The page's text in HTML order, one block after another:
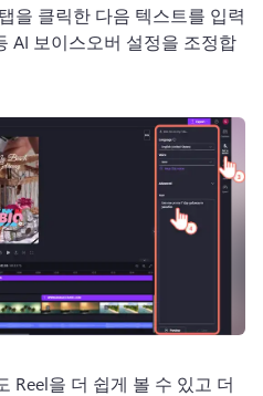
을 클릭한 다음 텍스트를 입력
AI 보이스오버 설정을 조정합
Reel을 더 쉽게 볼 수 있고 더